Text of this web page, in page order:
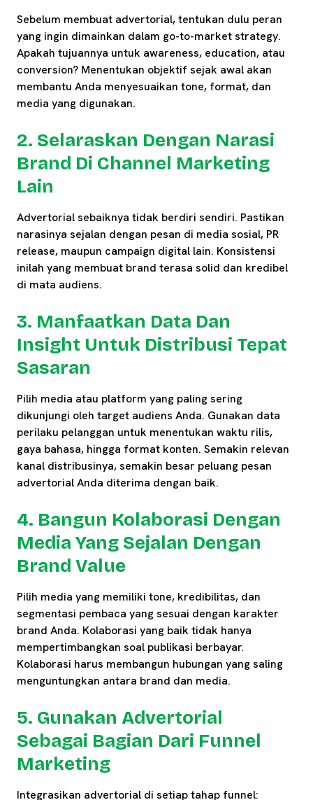
Sebelum membuat advertorial, tentukan dulu peran
yang ingin dimainkan dalam go-to-market strategy.
Apakah tujuannya untuk awareness, education, atau
conversion? Menentukan objektif sejak awal akan
membantu Anda menyesuaikan tone, format, dan
media yang digunakan.
2. Selaraskan Dengan Narasi
Brand Di Channel Marketing
Lain
Advertorial sebaiknya tidak berdiri sendiri. Pastikan
narasinya sejalan dengan pesan di media sosial, PR
release, maupun campaign digital lain. Konsistensi
inilah yang membuat brand terasa solid dan kredibel
di mata audiens.
3. Manfaatkan Data Dan
Insight Untuk Distribusi Tepat
Sasaran
Pilih media atau platform yang paling sering
dikunjungi oleh target audiens Anda. Gunakan data
perilaku pelanggan untuk menentukan waktu rilis,
gaya bahasa, hingga format konten. Semakin relevan
kanal distribusinya, semakin besar peluang pesan
advertorial Anda diterima dengan baik.
4. Bangun Kolaborasi Dengan
Media Yang Sejalan Dengan
Brand Value
Pilih media yang memiliki tone, kredibilitas, dan
segmentasi pembaca yang sesuai dengan karakter
brand Anda. Kolaborasi yang baik tidak hanya
mempertimbangkan soal publikasi berbayar.
Kolaborasi harus membangun hubungan yang saling
menguntungkan antara brand dan media.
5. Gunakan Advertorial
Sebagai Bagian Dari Funnel
Marketing
Integrasikan advertorial di setiap tahap funnel: